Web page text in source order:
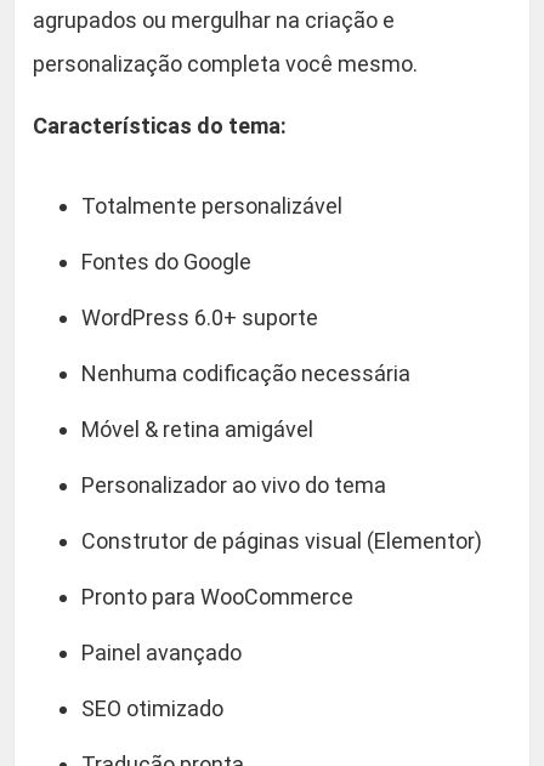
q
a
n
agrupados ou mergulhar na criação e
personalização completa você mesmo.
Características do tema:
Totalmente personalizável
Fontes do Google
WordPress 6.0+ suporte
Nenhuma codificação necessária
Móvel & retina amigável
Personalizador ao vivo do tema
Construtor de páginas visual (Elementor)
Pronto para WooCommerce
Painel avançado
SEO otimizado